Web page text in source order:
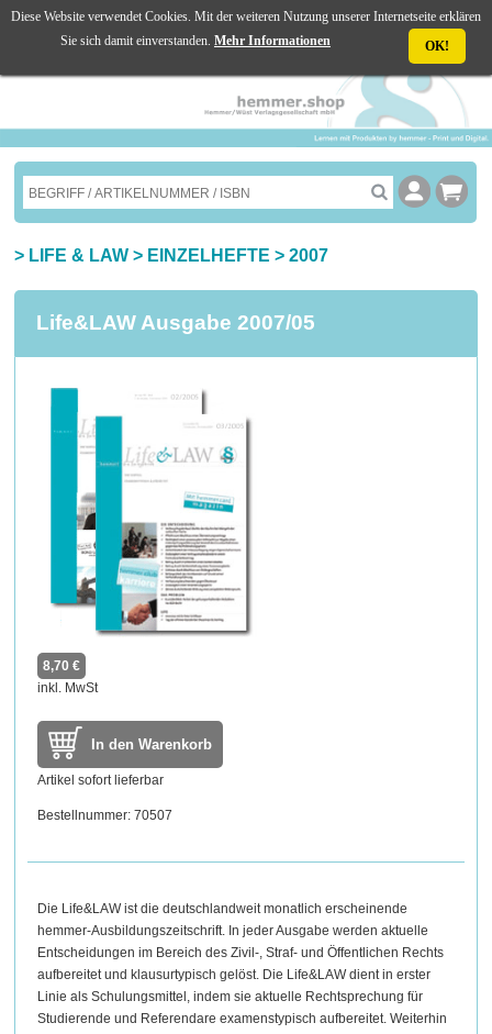
☰ MENU
> LIFE & LAW > EINZELHEFTE >2007
Life&LAW Ausgabe 2007/05
8,70 €
inkl. MwSt
In den Warenkorb
Artikel sofort lieferbar
Bestellnummer: 70507
Die Life&LAW ist die deutschlandweit monatlich erscheinende
hemmer-Ausbildungszeitschrift. In jeder Ausgabe werden aktuelle
Entscheidungen im Bereich des Zivil-, Straf- und Öffentlichen Rechts
aufbereitet und klausurtypisch gelöst. Die Life&LAW dient in erster
Linie als Schulungsmittel, indem sie aktuelle Rechtsprechung für
Studierende und Referendare examenstypisch aufbereitet. Weiterhin
Diese Website verwendet Cookies. Mit der weiteren Nutzung unserer Internetseite erklären
Sie sich damit einverstanden. Mehr Informationen OK!